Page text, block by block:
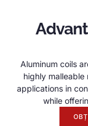
Aluminum coils
highly malleable
applications in
while